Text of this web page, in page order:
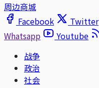
周边商城
Facebook
Twitter
Whatsapp
Youtube
战争
政治
社会